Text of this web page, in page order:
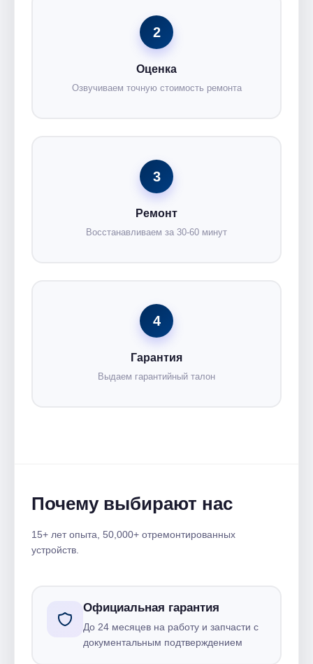
2
Оценка
Озвучиваем точную стоимость ремонта
3
Ремонт
Восстанавливаем за 30-60 минут
4
Гарантия
Выдаем гарантийный талон
Почему выбирают нас
15+ лет опыта, 50,000+ отремонтированных
устройств.
Официальная гарантия
До 24 месяцев на работу и запчасти с
документальным подтверждением